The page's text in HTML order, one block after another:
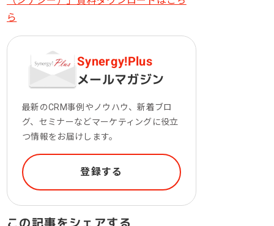
教育機関・教育サービス
Synergy!Plus
メールマガジン
最新のCRM事例やノウハウ、新着ブロ
グ、セミナーなどマーケティングに役立
つ情報をお届けします。
登録する